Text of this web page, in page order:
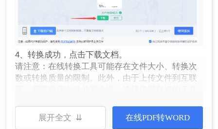
4、转换成功，点击下载文档。
请注意：在线转换工具可能存在文件大小、转换次
数或转换质量的限制。此外，由于上传文件到互联
方法二：使用专业的PDF转换软件
展开全文 ⇊ 在线PDF转WORD